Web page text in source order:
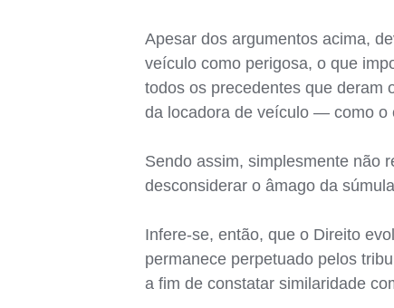
Apesar dos argumentos acima,
veículo como perigosa, o que
todos os precedentes que deram
da locadora de veículo — como o
Sendo assim, simplesmente não
desconsiderar o âmago da
Infere-se, então, que o Direito
permanece perpetuado pelos
a fim de constatar similaridade